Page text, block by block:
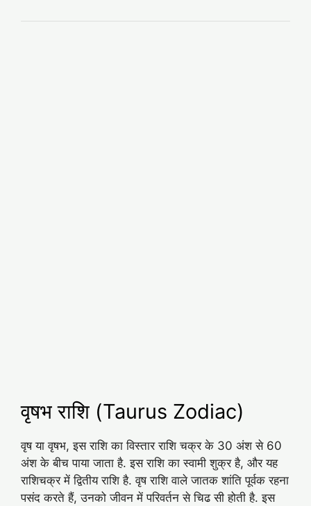
वृषभ राशि (Taurus Zodiac)
वृष या वृषभ, इस राशि का विस्तार राशि चक्र के 30 अंश से 60
अंश के बीच पाया जाता है. इस राशि का स्वामी शुक्र है, और यह
राशिचक्र में द्वितीय राशि है. वृष राशि वाले जातक शांति पूर्वक रहना
पसंद करते हैं, उनको जीवन में परिवर्तन से चिढ सी होती है. इस